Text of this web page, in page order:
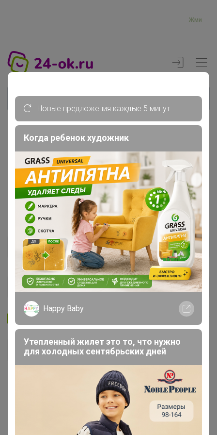
Жми
Главная
Вход
Вход
Запомнить Забыли пароль?
Войти
Регистрация
Войти с помощью других сервисов
Новые предложения каждые 5 минут
Когда ребенок художник
Happy Baby
Утепленный жилет это то, что нужно
для холодных сентябрьских дней